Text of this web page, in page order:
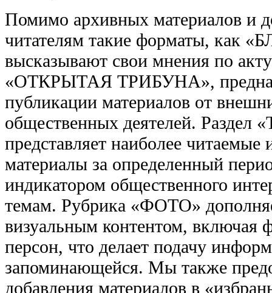
Помимо архивных материалов и
читателям такие форматы, как
высказывают свои мнения по
«ОТКРЫТАЯ ТРИБУНА»,
публикации материалов от
общественных деятелей. Раздел
представляет наиболее
материалы за определенный
индикатором общественного
темам. Рубрика «ФОТО»
визуальным контентом, включая
персон, что делает подачу
запоминающейся. Мы также
добавления материалов в